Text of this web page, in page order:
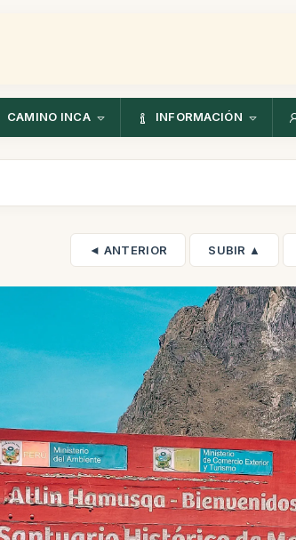
CAMINO INCA INFORMACIÓN
◄ ANTERIOR SUBIR ▲